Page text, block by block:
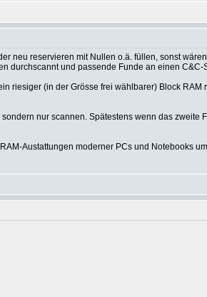
neu reservieren mit Nullen o.ä. füllen, sonst
durchscannt und passende Funde an einen C&C-
riesiger (in der Grösse frei wählbarer) Block
nur scannen. Spätestens wenn das zweite
Austattungen moderner PCs und Notebooks